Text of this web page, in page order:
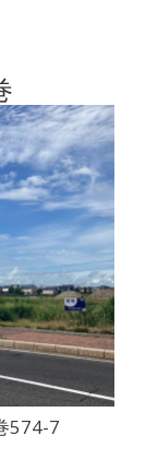
574-7